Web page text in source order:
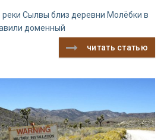
реки Сылвы близ деревни Молёбки в
доменный
читать статью